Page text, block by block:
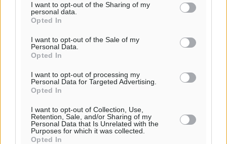
I want to opt-out of the Sharing of my
personal data.
Opted In
I want to opt-out of the Sale of my
Personal Data.
Opted In
I want to opt-out of processing my
Personal Data for Targeted Advertising.
Opted In
I want to opt-out of Collection, Use,
Retention, Sale, and/or Sharing of my
Personal Data that Is Unrelated with the
Purposes for which it was collected.
Opted In